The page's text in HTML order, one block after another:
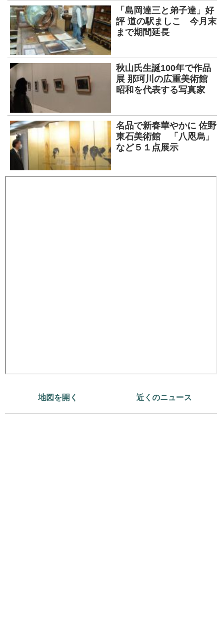
「島岡達三と弟子達」好
評 道の駅ましこ 今月末
まで期間延長
秋山氏生誕100年で作品
展 那珂川の広重美術館
昭和を代表する写真家
名品で新春華やかに 佐野
東石美術館 「八咫烏」
など５１点展示
地図を開く 近くのニュース